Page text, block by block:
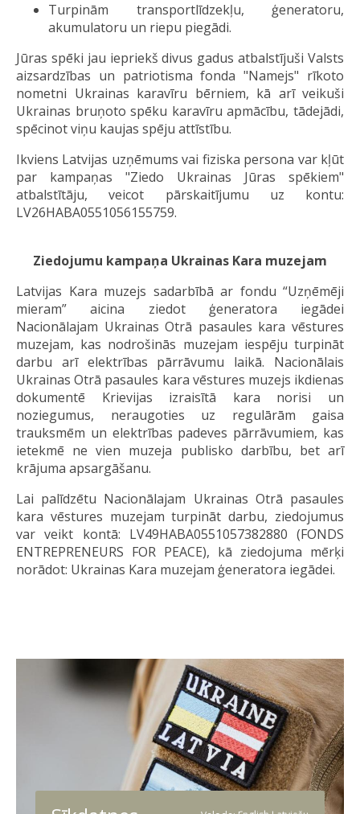
Turpinām transportlīdzekļu, ģeneratoru,
akumulatoru un riepu piegādi.
Jūras spēki jau iepriekš divus gadus atbalstījuši Valsts
aizsardzības un patriotisma fonda "Namejs" rīkoto
nometni Ukrainas karavīru bērniem, kā arī veikuši
Ukrainas bruņoto spēku karavīru apmācību, tādejādi,
spēcinot viņu kaujas spēju attīstību.
Ikviens Latvijas uzņēmums vai fiziska persona var kļūt
par kampaņas "Ziedo Ukrainas Jūras spēkiem"
atbalstītāju, veicot pārskaitījumu uz kontu:
LV26HABA0551056155759.
Ziedojumu kampaņa Ukrainas Kara muzejam
Latvijas Kara muzejs sadarbībā ar fondu “Uzņēmēji
mieram” aicina ziedot ģeneratora iegādei
Nacionālajam Ukrainas Otrā pasaules kara vēstures
muzejam, kas nodrošinās muzejam iespēju turpināt
darbu arī elektrības pārrāvumu laikā. Nacionālais
Ukrainas Otrā pasaules kara vēstures muzejs ikdienas
dokumentē Krievijas izraisītā kara norisi un
noziegumus, neraugoties uz regulārām gaisa
trauksmēm un elektrības padeves pārrāvumiem, kas
ietekmē ne vien muzeja publisko darbību, bet arī
krājuma apsargāšanu.
Lai palīdzētu Nacionālajam Ukrainas Otrā pasaules
kara vēstures muzejam turpināt darbu, ziedojumus
var veikt kontā: LV49HABA0551057382880 (FONDS
ENTREPRENEURS FOR PEACE), kā ziedojuma mērķi
norādot: Ukrainas Kara muzejam ģeneratora iegādei.